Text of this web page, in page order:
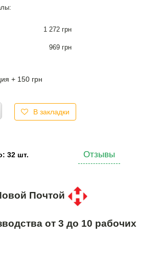
1 272 грн
969 грн
+ 150 грн
В закладки
32 шт. Отзывы
Почтой
от 3 до 10 рабочих